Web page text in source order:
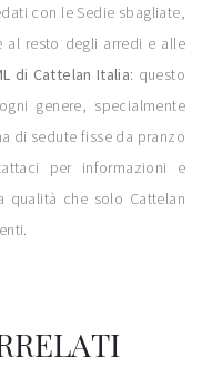
con le Sedie sbagliate,
al resto degli arredi e alle
di Cattelan Italia: questo
genere, specialmente
di sedute fisse da pranzo
per informazioni e
che solo Cattelan